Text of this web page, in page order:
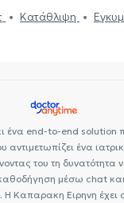
φροντιστών
Κατάθλιψη
ένα end-to-end solution
αντιμετωπίζει ένα
του τη δυνατότητα
μέσω chat
Η Καπαρακη Ειρηνη έχει